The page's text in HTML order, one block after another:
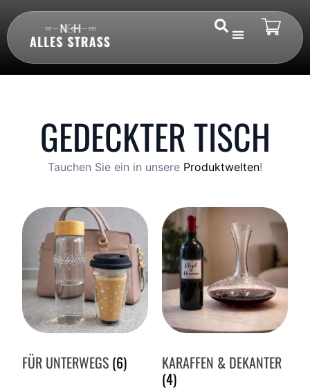
GEDECKTER TISCH
Tauchen Sie ein in unsere Produktwelten!
FÜR UNTERWEGS (6)
KARAFFEN & DEKANTER
(4)